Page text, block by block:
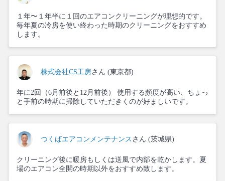
１年〜１年半に１回のエアコンクリーニングが理想的です。
毎年夏の冷房を使い終わった時期のクリーニングをおすすめ
します。
株式会社CS工房さん (東京都)
年に2回（6月前後と12月前後） 使用する頻度が高い、ちょっ
と手前の時期に掃除していただきくのが好ましいです。
つくばエアコンメンテナンス さん (茨城県)
クリーニング後に暖房もしくは送風で内部を乾かします。夏
場のエアコン全開の時期以外をおすすめ致します。